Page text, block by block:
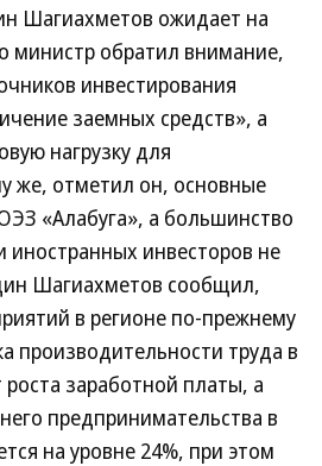
Шагиахметов ожидает на
министр обратил внимание,
инвестирования
заемных средств», а
нагрузку для
же, отметил он, основные
«Алабуга», а большинство
иностранных инвесторов не
Шагиахметов сообщил,
в регионе по-прежнему
производительности труда в
роста заработной платы, а
предпринимательства в
на уровне 24%, при этом